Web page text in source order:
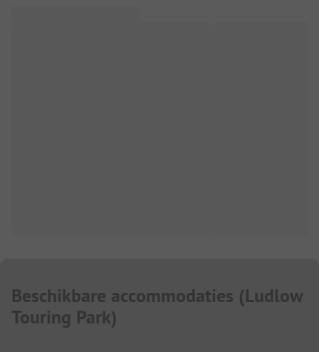
Beschikbare accommodaties (Ludlow
Touring Park)